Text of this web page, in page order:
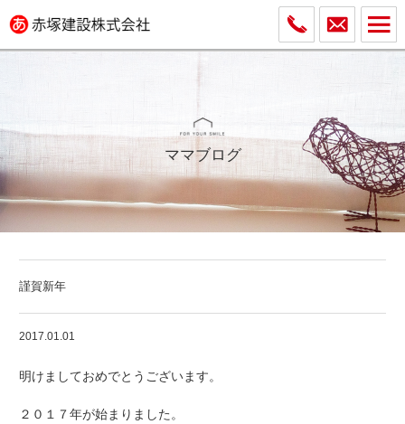
ママブログ
謹賀新年
2017.01.01
明けましておめでとうございます。
２０１７年が始まりました。